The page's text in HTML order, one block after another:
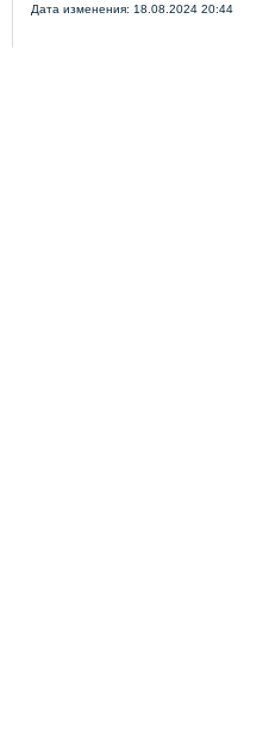
Дата изменения: 18.08.2024 20:44